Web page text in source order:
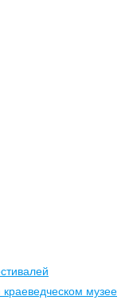
музее